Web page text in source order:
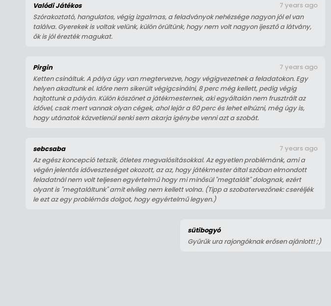
Valódi Játékos
Szórakoztató, hangulatos, végig izgalmas, a feladványok nehézsége nagyon jól el van
találva. Gyerekek is voltak velünk, külön örültünk, hogy nem volt nagyon ijesztő a látvány,
ők is jól érezték magukat.
7 years ago
Pirgin
Ketten csináltuk. A pálya úgy van megtervezve, hogy végigvezetnek a feladatokon. Egy
helyen akadtunk el. Időre nem sikerült végigcsinálni, 8 perc még kellett, pedig végig
hajtottunk a pályán. Külön köszönet a játékmesternek, aki egyáltalán nem frusztrált az
idővel, csak mert vannak olyan cégek, ahol lejár a 60 perc és lehet elhúzni, még úgy is,
hogy utánatok közvetlenül senki sem akarja igénybe venni azt a szobát.
7 years ago
sebcsaba
Az egész koncepció tetszik, ötletes megvalósításokkal. Az egyetlen problémánk, ami a
végén jelentős időveszteséget okozott, az az, hogy játékmester által szóban elmondott
feladatnál nem volt teljesen egyértelmű hogy mi minősül "megtalált" dolognak, ezért
olyant is "megtaláltunk" amit elvileg nem kellett volna. (Tipp a szobatervezőnek: cseréljék
le ezt az egy problémás dolgot, hogy egyértelmű legyen.)
7 years ago
sütibogyó
Gyűrűk ura rajongóknak erősen ajánlott! ;)